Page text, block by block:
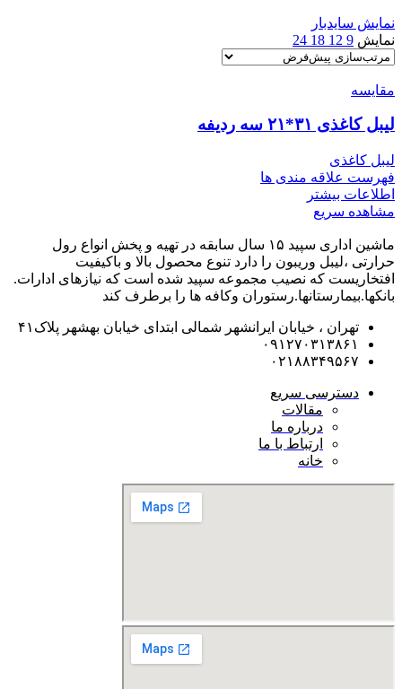
نمایش سایدبار
نمایش 9
12
18
24
مقایسه
لیبل کاغذی ۳۱*۲۱ سه ردیفه
لیبل کاغذی
فهرست علاقه مندی ها
اطلاعات بیشتر
مشاهده سریع
ماشین اداری سپید ۱۵ سال سابقه در تهیه و پخش انواع رول
حرارتی ،لیبل وریبون را دارد تنوع محصول بالا و باکیفیت
افتخاریست که نصیب مجموعه سپید شده است که نیازهای ادارات.
بانکها.بیمارستانها.رستوران و‌کافه ها را برطرف کند
تهران ، خیابان ایرانشهر شمالی ابتدای خیابان بهشهر پلاک۴۱
۰۹۱۲۷۰۳۱۳۸۶۱
۰۲۱۸۸۳۴۹۵۶۷
دسترسی سریع
مقالات
درباره ما
ارتباط با ما
خانه